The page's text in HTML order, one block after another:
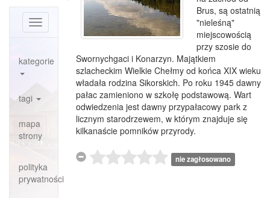
Toggle
navigation
kategorie
tagi
mapa
strony
polityka
prywatności
Brus, są ostatnią
"nieleśną"
miejscowością
przy szosie do
Swornychgaci i Konarzyn. Majątkiem
szlacheckim Wielkie Chełmy od końca XIX wieku
władała rodzina Sikorskich. Po roku 1945 dawny
pałac zamieniono w szkołę podstawową. Wart
odwiedzenia jest dawny przypałacowy park z
licznym starodrzewem, w którym znajduje się
kilkanaście pomników przyrody.
nie zagłosowano